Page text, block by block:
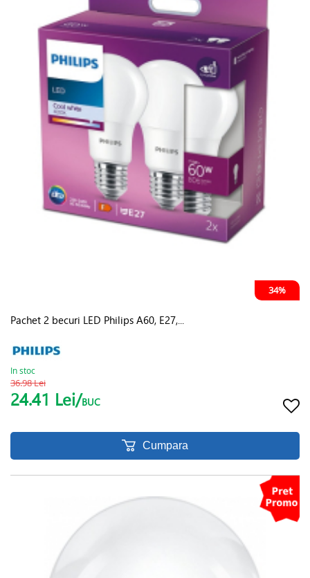
34%
Pachet 2 becuri LED Philips A60, E27,...
In stoc
36.98 Lei
24.41 Lei/BUC
Cumpara